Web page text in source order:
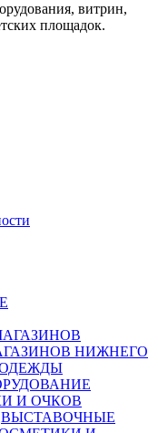
витрин,
площадок.
НИЖНЕГО
И ОЧКОВ
ВЫСТАВОЧНЫЕ